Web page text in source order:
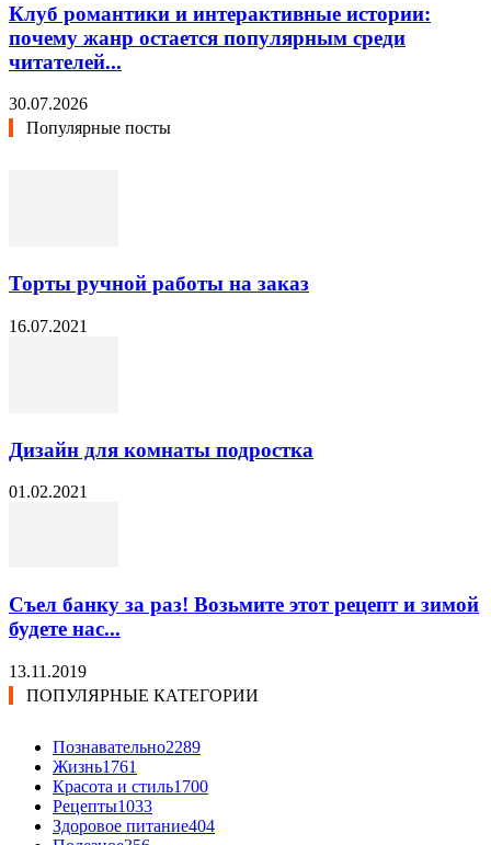
Клуб романтики и интерактивные истории:
почему жанр остается популярным среди
читателей...
30.07.2026
Популярные посты
Торты ручной работы на заказ
16.07.2021
Дизайн для комнаты подростка
01.02.2021
Съел банку за раз! Возьмите этот рецепт и зимой
будете нас...
13.11.2019
ПОПУЛЯРНЫЕ КАТЕГОРИИ
Познавательно2289
Жизнь1761
Красота и стиль1700
Рецепты1033
Здоровое питание404